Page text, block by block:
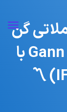
گن
در فارکس – روش Gann Hilo با